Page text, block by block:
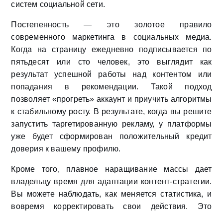
систем социальной сети.
Постепенность — это золотое правило
современного маркетинга в социальных медиа.
Когда на страницу ежедневно подписывается по
пятьдесят или сто человек, это выглядит как
результат успешной работы над контентом или
попадания в рекомендации. Такой подход
позволяет «прогреть» аккаунт и приучить алгоритмы
к стабильному росту. В результате, когда вы решите
запустить таргетированную рекламу, у платформы
уже будет сформирован положительный кредит
доверия к вашему профилю.
Кроме того, плавное наращивание массы дает
владельцу время для адаптации контент-стратегии.
Вы можете наблюдать, как меняется статистика, и
вовремя корректировать свои действия. Это